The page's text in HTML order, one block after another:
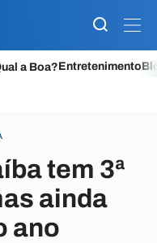
a Boa?Entretenimento
tem 3ª
ainda
ano